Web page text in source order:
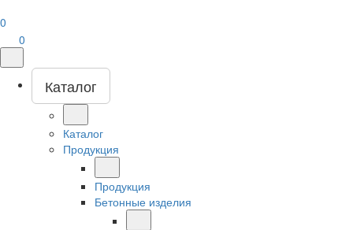
0
0
Каталог
Каталог
Продукция
Продукция
Бетонные изделия